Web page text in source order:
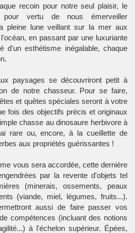
recoin pour notre seul plaisir, le
pour vertu de nous émerveiller
pleine lune veillant sur la mer aux
en passant par une luxuriante
d'un esthétisme inégalable, chaque
paysages se découvriront petit à
de notre chasseur. Pour se faire,
et quêtes spéciales seront à votre
fois des objectifs précis et originaux
chasse au dinosaure herbivore à
rare ou, encore, à la cueillette de
aux propriétés guérissantes !
vous sera accordée, cette dernière
par la revente d'objets tel
(minerais, ossements, peaux
(viande, miel, légumes, fruits...).
aussi de faire passer vos
compétences (incluant des notions
à l'échelon supérieur. Épées,